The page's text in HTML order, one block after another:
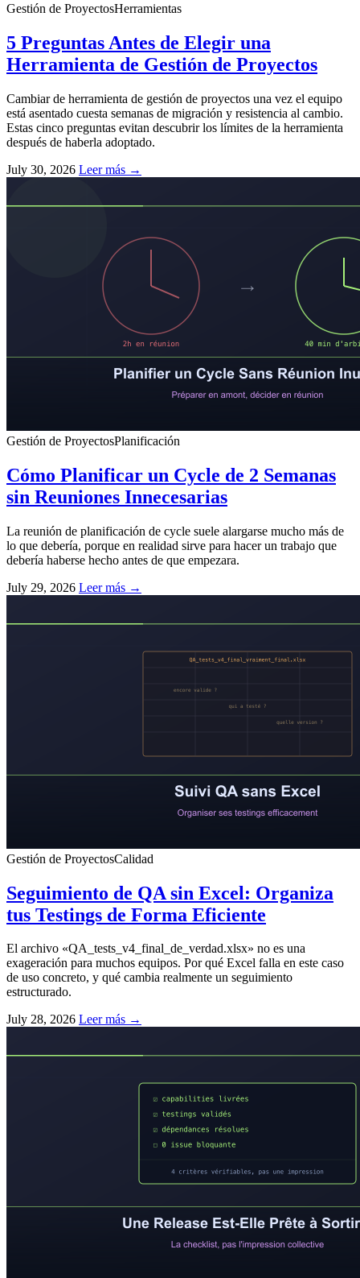
Gestión de ProyectosHerramientas
5 Preguntas Antes de Elegir una
Herramienta de Gestión de Proyectos
Cambiar de herramienta de gestión de proyectos una vez el equipo
está asentado cuesta semanas de migración y resistencia al cambio.
Estas cinco preguntas evitan descubrir los límites de la herramienta
después de haberla adoptado.
July 30, 2026 Leer más →
Gestión de ProyectosPlanificación
Cómo Planificar un Cycle de 2 Semanas
sin Reuniones Innecesarias
La reunión de planificación de cycle suele alargarse mucho más de
lo que debería, porque en realidad sirve para hacer un trabajo que
debería haberse hecho antes de que empezara.
July 29, 2026 Leer más →
Gestión de ProyectosCalidad
Seguimiento de QA sin Excel: Organiza
tus Testings de Forma Eficiente
El archivo «QA_tests_v4_final_de_verdad.xlsx» no es una
exageración para muchos equipos. Por qué Excel falla en este caso
de uso concreto, y qué cambia realmente un seguimiento
estructurado.
July 28, 2026 Leer más →